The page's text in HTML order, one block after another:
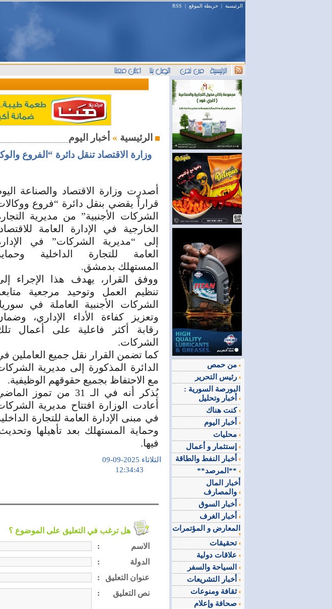
الرئيسية | خريطة الموقع |
RSS
الرئيسية »
وزارة الاقتصاد تنقل دائرة “الفروع
أصدرت وزارة الاقتصاد والصناعة
قراراً يقضي بنقل دائرة “فروع
الشركات الأجنبية” من مديرية
الخارجية في الإدارة العامة
إلى “مديرية الشركات” في
العامة للتجارة الداخلية
المستهلك بدمشق.
ووفق القرار، يهدف هذا الإجراء
تنظيم العمل وتوحيد مرجعية
الشركات الأجنبية العاملة في
وتعزيز كفاءة الأداء الإداري،
رقابة أكثر فاعلية على أعمال
الشركات.
كما تضمن القرار نقل جميع العاملين
الدائرة المذكورة إلى مديرية
مع الاحتفاظ بجميع حقوقهم الوظيفية.
يُذكر أنه في الـ 31 من تموز
أعادت الوزارة افتتاح مديرية
في مبنى الإدارة العامة للتجارة
وحماية المستهلك بعد تأهيلها
فيها.
الثلاثاء 2025-09-09
هل ترغب في التعليق على الموضوع ؟
:
الاسم
:
الدولة
:
عنوان التعليق
:
نص التعليق
البورصة السورية :
كنت هناك
**المرصد**
أخبار المال
المعارض و المؤتمرات
تحقيقات
ثقافة ومنوعات